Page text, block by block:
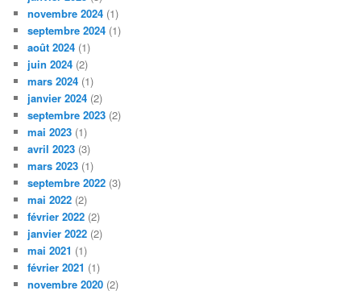
novembre 2024 (1)
septembre 2024 (1)
août 2024 (1)
juin 2024 (2)
mars 2024 (1)
janvier 2024 (2)
septembre 2023 (2)
mai 2023 (1)
avril 2023 (3)
mars 2023 (1)
septembre 2022 (3)
mai 2022 (2)
février 2022 (2)
janvier 2022 (2)
mai 2021 (1)
février 2021 (1)
novembre 2020 (2)